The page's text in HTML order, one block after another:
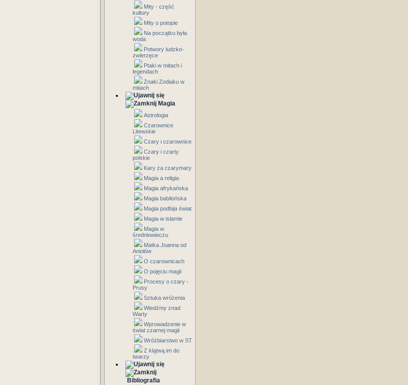
Mity - część
kultury
Mity o potopie
Na początku była
woda
Potwory ludzko-
zwierzęce
Ptaki w mitach i
legendach
Znaki Zodiaku w
mitach
Magia
Astrologia
Czarownice
Litewskie
Czary i czarownice
Czary i czarty
polskie
Kary za czarymary
Magia a religia
Magia afrykańska
Magia babilońska
Magia podbija świat
Magia w islamie
Magia w
średniowieczu
Matka Joanna od
Aniołów
O czarownicach
O pojęciu magii
Procesy o czary -
Prusy
Sztuka wróżenia
Wiedźmy znad
Warty
Wprowadzenie w
świat czarnej magii
Wróżbiarstwo w ST
Z klątwą im do
twarzy
Bibliografia